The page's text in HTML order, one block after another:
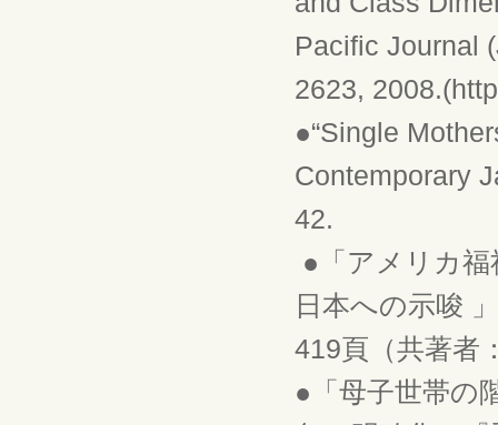
Pacific Journal
2623,
●“Single
Contemporary
42.
●「アメリカ
日本への示唆
419頁（共著者
●「母子世帯の